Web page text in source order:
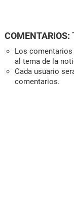
COMENTARIOS:
Los
al tema de la
Cada usuario
comentarios.